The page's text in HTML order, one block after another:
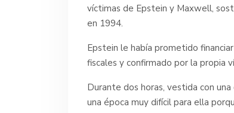
víctimas de Epstein y Maxwell,
en 1994.
Epstein le había prometido
fiscales y confirmado por la propia
Durante dos horas, vestida con
una época muy difícil para ella